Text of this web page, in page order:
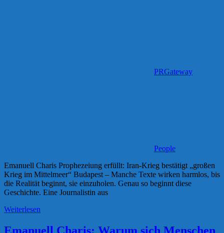
PRGateway
People
Emanuell Charis Prophezeiung erfüllt: Iran-Krieg bestätigt „großen
Krieg im Mittelmeer“ Budapest – Manche Texte wirken harmlos, bis
die Realität beginnt, sie einzuholen. Genau so beginnt diese
Geschichte. Eine Journalistin aus
Weiterlesen